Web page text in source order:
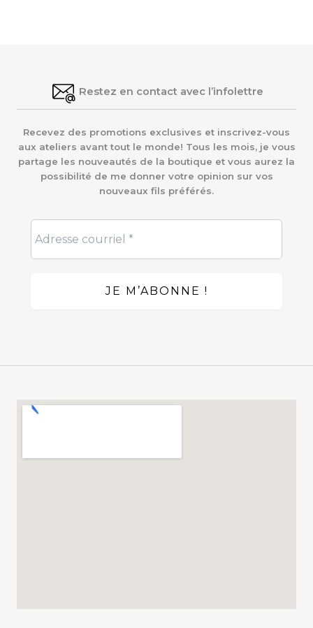
Restez en contact avec l’infolettre
Recevez des promotions exclusives et inscrivez-vous
aux ateliers avant tout le monde! Tous les mois, je vous
partage les nouveautés de la boutique et vous aurez la
possibilité de me donner votre opinion sur vos
nouveaux fils préférés.